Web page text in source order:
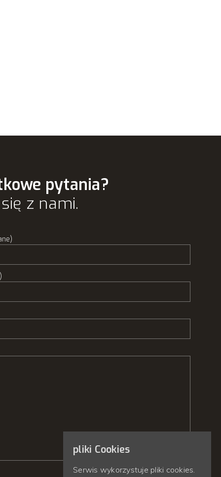
pytania?
z nami.
pliki Cookies
Serwis wykorzystuje pliki cookies.